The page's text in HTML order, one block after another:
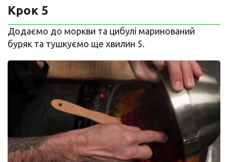
Крок 5
Додаємо до моркви та цибулі маринований
буряк та тушкуємо ще хвилин 5.